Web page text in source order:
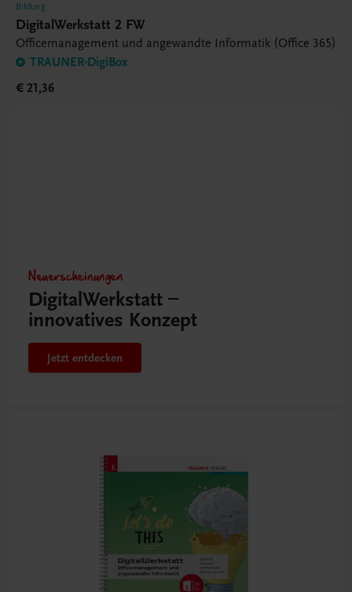
Bildung
DigitalWerkstatt 2 FW
Officemanagement und angewandte Informatik (Office 365)
TRAUNER-DigiBox
€ 21,36
Neuerscheinungen
DigitalWerkstatt –
innovatives Konzept
Jetzt entdecken